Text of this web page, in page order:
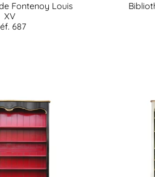
Fontenoy Louis
XV
687